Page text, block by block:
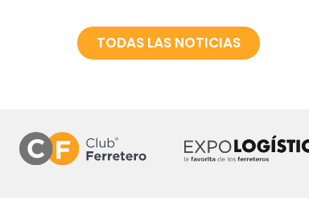
TODAS LAS NOTICIAS